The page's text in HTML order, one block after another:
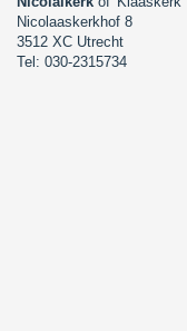
Nicolaaskerkhof 8
3512 XC Utrecht
Tel: 030-2315734